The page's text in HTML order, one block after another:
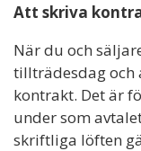
Att skriva
När du och
tillträdesdag och
kontrakt. Det är
under som
skriftliga löften